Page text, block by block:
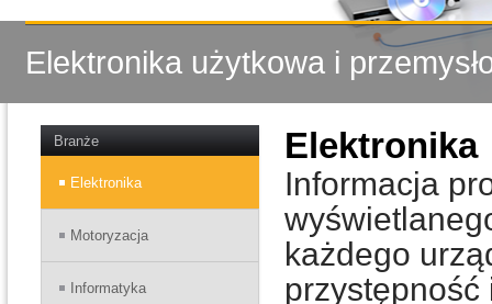
Elektronika
Informacja
każdego
Branże
Elektronika
Motoryzacja
Informatyka